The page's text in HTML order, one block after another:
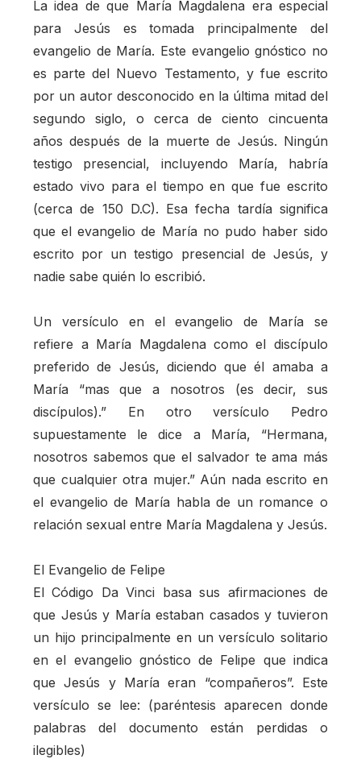
La idea de que María Magdalena era especial
para Jesús es tomada principalmente del
evangelio de María. Este evangelio gnóstico no
es parte del Nuevo Testamento, y fue escrito
por un autor desconocido en la última mitad del
segundo siglo, o cerca de ciento cincuenta
años después de la muerte de Jesús. Ningún
testigo presencial, incluyendo María, habría
estado vivo para el tiempo en que fue escrito
(cerca de 150 D.C). Esa fecha tardía significa
que el evangelio de María no pudo haber sido
escrito por un testigo presencial de Jesús, y
nadie sabe quién lo escribió.
Un versículo en el evangelio de María se
refiere a María Magdalena como el discípulo
preferido de Jesús, diciendo que él amaba a
María “mas que a nosotros (es decir, sus
discípulos).” En otro versículo Pedro
supuestamente le dice a María, “Hermana,
nosotros sabemos que el salvador te ama más
que cualquier otra mujer.” Aún nada escrito en
el evangelio de María habla de un romance o
relación sexual entre María Magdalena y Jesús.
El Evangelio de Felipe
El Código Da Vinci basa sus afirmaciones de
que Jesús y María estaban casados y tuvieron
un hijo principalmente en un versículo solitario
en el evangelio gnóstico de Felipe que indica
que Jesús y María eran “compañeros”. Este
versículo se lee: (paréntesis aparecen donde
palabras del documento están perdidas o
ilegibles)